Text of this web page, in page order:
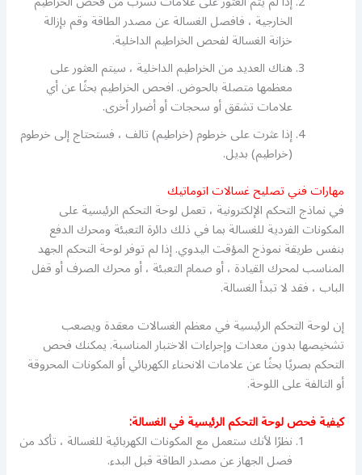
الخارجية ، فافصل الغسالة عن مصدر الطاقة وقم بإزالة
خزانة الغسالة لفحص الخراطيم الداخلية.
هناك العديد من الخراطيم الداخلية ، سيتم العثور على
معظمها متصلة بالحوض. افحص الخراطيم بحثًا عن أي
علامات تشقق أو سحجات أو أضرار أخرى.
إذا عثرت على خرطوم (خراطيم) تالف ، فستحتاج إلى خرطوم
(خراطيم) بديل.
مهارات فني تصليح غسالات اتوماتيك
في نماذج التحكم الإلكترونية ، تعمل لوحة التحكم الرئيسية على
المكونات الفردية للغسالة بما في ذلك دائرة التعبئة ومحرك الدفع
بنفس طريقة نموذج المؤقت اليدوي. إذا لم توفر لوحة التحكم الجهد
المناسب لمحرك القيادة ، أو صمام التعبئة ، أو محرك الصرف أو قفل
الباب ، فقد لا تبدأ الغسالة.
إن لوحة التحكم الرئيسية في معظم الغسالات معقدة ويصعب
تشخيصها بدون معدات وإجراءات الاختبار المناسبة. يمكنك فحص
التحكم بصريًا بحثًا عن علامات الانحناء الكهربائي أو المكونات المحروقة
أو التالفة على اللوحة.
كيفية فحص لوحة التحكم الرئيسية في الغسالة:
نظرًا لأنك ستعمل مع المكونات الكهربائية للغسالة ، تأكد من
فصل الجهاز عن مصدر الطاقة قبل البدء.